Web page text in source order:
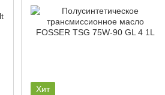
Хит